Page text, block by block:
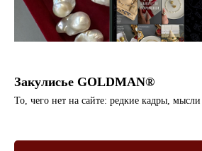
Закулисье GOLDMAN®
То, чего нет на сайте: редкие кадры, мысли